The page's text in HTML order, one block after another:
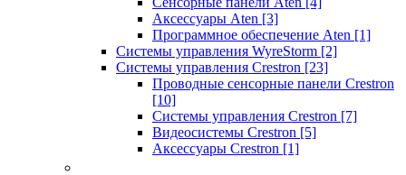
Аксессуары Aten [3]
Программное обеспечение Aten [1]
Системы управления WyreStorm [2]
Системы управления Crestron [23]
Проводные сенсорные панели Crestron
[10]
Системы управления Crestron [7]
Видеосистемы Crestron [5]
Аксессуары Crestron [1]